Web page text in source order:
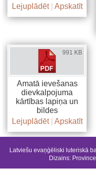
Lejuplādēt| Apskatīt
991 KB
Amatā ievešanas
dievkalpojuma
kārtības lapiņa un
bildes
Lejuplādēt| Apskatīt
Latviešu evaņģēliski luteriskā
Dizains: